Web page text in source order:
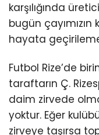
karşılığında
bugün
hayata
Futbol Rize’de
taraftarın Ç.
daim zirvede
yoktur. Eğer
zirveye taşırsa